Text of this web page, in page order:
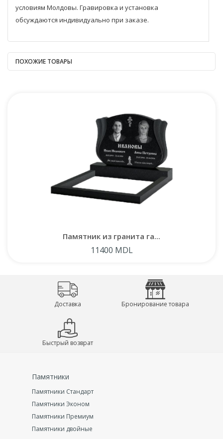
условиям Молдовы. Гравировка и установка
обсуждаются индивидуально при заказе.
ПОХОЖИЕ ТОВАРЫ
Памятник из гранита га...
11400 MDL
Доставка Бронирование товара
Быстрый возврат
Памятники
Памятники Стандарт
Памятники Эконом
Памятники Премиум
Памятники двойные